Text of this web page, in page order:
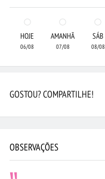
HOJE
06/08
AMANHÃ
07/08
SÁB
08/08
GOSTOU? COMPARTILHE!
OBSERVAÇÕES